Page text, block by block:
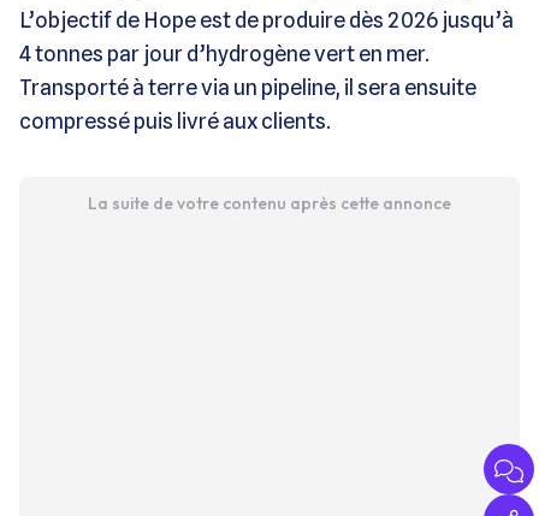
L’objectif de Hope est de produire dès 2026 jusqu’à
4 tonnes par jour d’hydrogène vert en mer.
Transporté à terre via un pipeline, il sera ensuite
compressé puis livré aux clients.
La suite de votre contenu après cette annonce